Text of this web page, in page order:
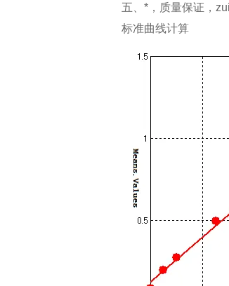
五、*，质量保证，
标准曲线计算